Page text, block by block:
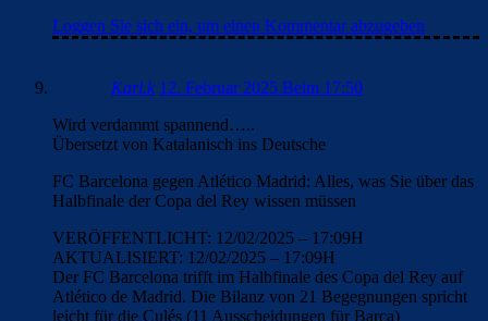
Loggen Sie sich ein, um einen Kommentar abzugeben
Karl.k 12. Februar 2025 Beim 17:50
Wird verdammt spannend…..
Übersetzt von Katalanisch ins Deutsche
FC Barcelona gegen Atlético Madrid: Alles, was Sie über das
Halbfinale der Copa del Rey wissen müssen
VERÖFFENTLICHT: 12/02/2025 – 17:09H
AKTUALISIERT: 12/02/2025 – 17:09H
Der FC Barcelona trifft im Halbfinale des Copa del Rey auf
Atlético de Madrid. Die Bilanz von 21 Begegnungen spricht
leicht für die Culés (11 Ausscheidungen für Barça)